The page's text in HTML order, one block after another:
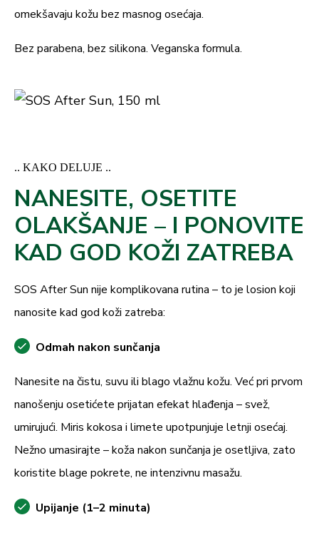
omekšavaju kožu bez masnog osećaja.
Bez parabena, bez silikona. Veganska formula.
.. KAKO DELUJE ..
NANESITE, OSETITE
OLAKŠANJE – I PONOVITE
KAD GOD KOŽI ZATREBA
SOS After Sun nije komplikovana rutina – to je losion koji
nanosite kad god koži zatreba:
Odmah nakon sunčanja
Nanesite na čistu, suvu ili blago vlažnu kožu. Već pri prvom
nanošenju osetićete prijatan efekat hlađenja – svež,
umirujući. Miris kokosa i limete upotpunjuje letnji osećaj.
Nežno umasirajte – koža nakon sunčanja je osetljiva, zato
koristite blage pokrete, ne intenzivnu masažu.
Upijanje (1–2 minuta)